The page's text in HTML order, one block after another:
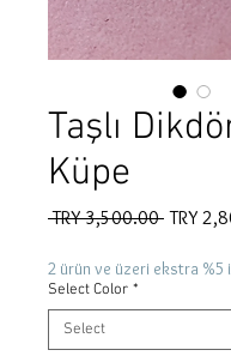
Taşlı
Küpe
TRY 3,500.00 Regular
TRY
2 ürün ve üzeri ekstra %5
Select Color *